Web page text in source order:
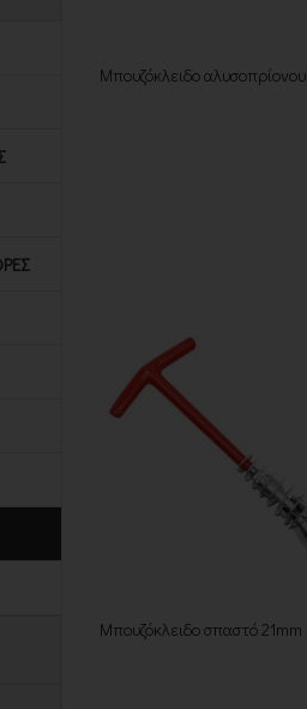
Μπουζόκλειδο αλυσοπρίονου
Μπουζόκλειδο σπαστό 21mm